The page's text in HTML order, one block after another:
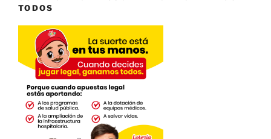
TODOS